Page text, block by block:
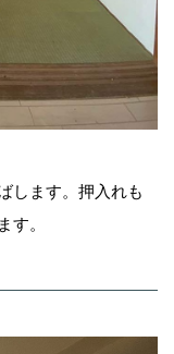
します。押入れも
す。